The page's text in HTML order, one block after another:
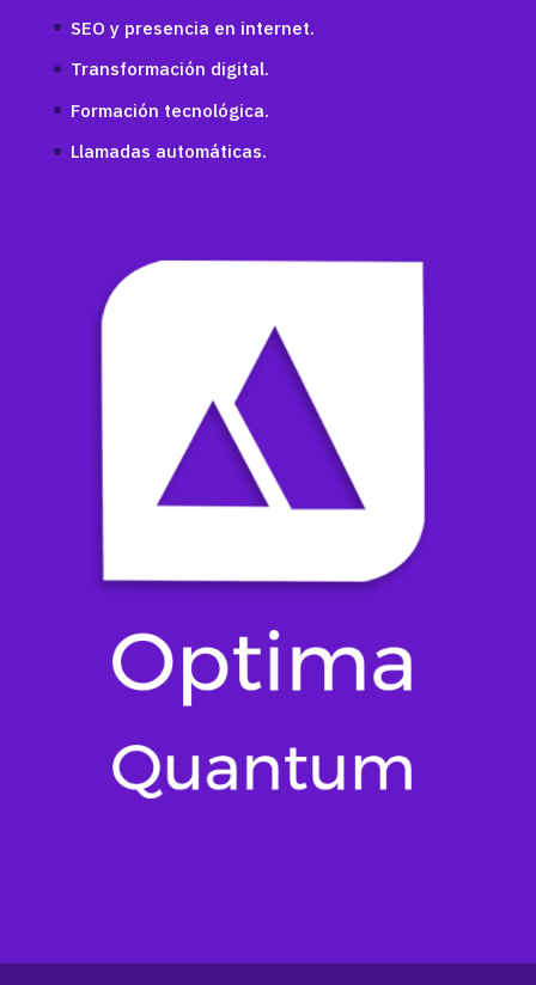
SEO y presencia en internet.
Transformación digital.
Formación tecnológica.
Llamadas automáticas.